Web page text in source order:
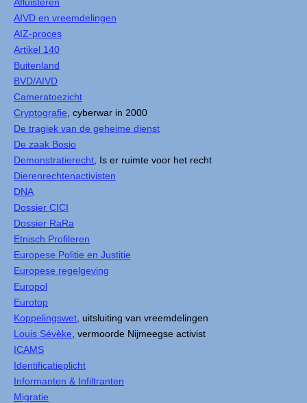
AIVD en vreemdelingen
AIZ-proces
Artikel 140
Buitenland
BVD/AIVD
Cameratoezicht
Cryptografie , cyberwar in 2000
De tragiek van de geheime dienst
De zaak Bosio
Demonstratierecht , Is er ruimte voor het recht
Dierenrechtenactivisten
DNA
Dossier CICI
Dossier RaRa
Etnisch Profileren
Europese Politie en Justitie
Europese regelgeving
Europol
Eurotop
Koppelingswet , uitsluiting van vreemdelingen
Louis Sévèke , vermoorde Nijmeegse activist
ICAMS
Identificatieplicht
Informanten & Infiltranten
Migratie